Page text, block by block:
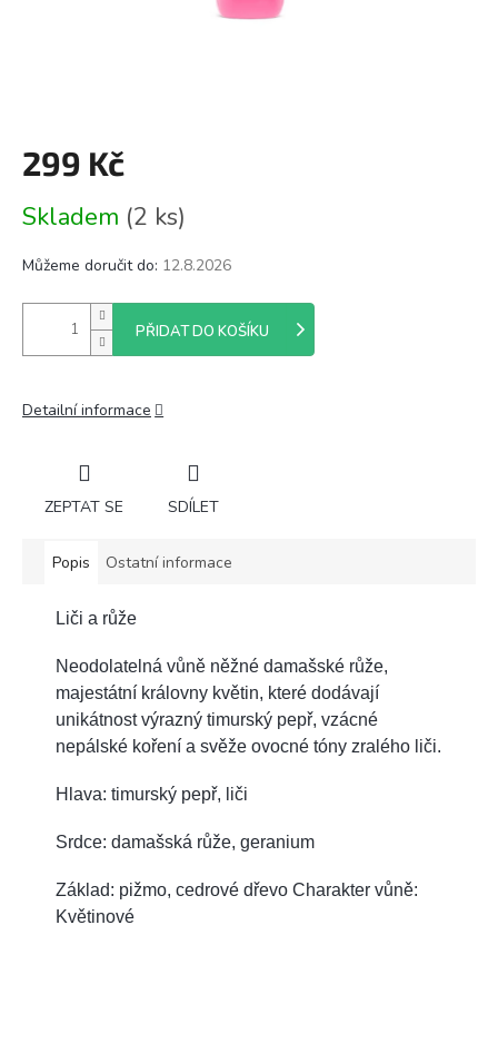
299 Kč
cena:
Skladem (2 ks)
Můžeme doručit do: 12.8.2026
PŘIDAT DO KOŠÍKU
Detailní informace
ZEPTAT SE SDÍLET
Popis Ostatní informace
Liči a růže
Neodolatelná vůně něžné damašské růže,
majestátní královny květin, které dodávají
unikátnost výrazný timurský pepř, vzácné
nepálské koření a svěže ovocné tóny zralého liči.
Hlava: timurský pepř, liči
Srdce: damašská růže, geranium
Základ: pižmo, cedrové dřevo Charakter vůně:
Květinové